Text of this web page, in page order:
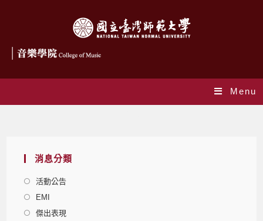
Menu
消息分類
活動公告
EMI
傑出表現